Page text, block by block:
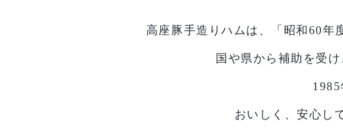
高座豚手造りハムは、「昭和60年
国や県から補助を受け
1985
おいしく、安心し